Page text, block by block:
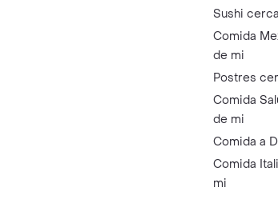
Sushi
Comida
de mi
Postres
Comida
de mi
Comida a
Comida
mi